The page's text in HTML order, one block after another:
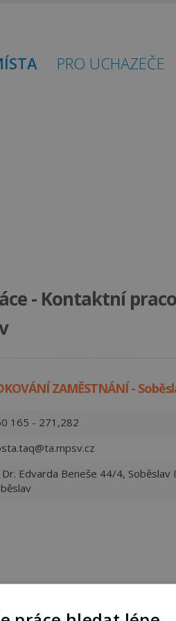
PRO UCHAZEČE
- Kontaktní
ZAMĚSTNÁNÍ -
165 - 271,282
Edvarda Beneše 44/4, Soběslav